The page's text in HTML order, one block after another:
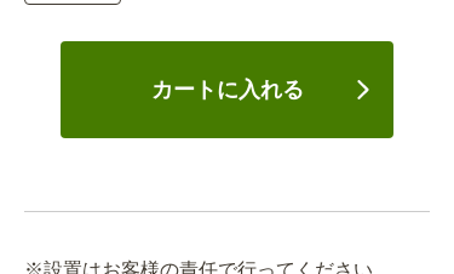
カートに入れる
※設置はお客様の責任で行ってください。